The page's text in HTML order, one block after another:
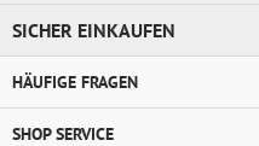
SICHER EINKAUFEN
HÄUFIGE FRAGEN
SHOP SERVICE